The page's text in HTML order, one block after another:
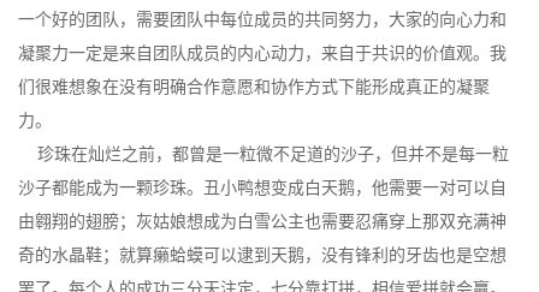
一个好的团队，需要团队中每位成员的共同努力，大家的向心力和
凝聚力一定是来自团队成员的内心动力，来自于共识的价值观。我
们很难想象在没有明确合作意愿和协作方式下能形成真正的凝聚
力。
珍珠在灿烂之前，都曾是一粒微不足道的沙子，但并不是每一粒
沙子都能成为一颗珍珠。丑小鸭想变成白天鹅，他需要一对可以自
由翱翔的翅膀；灰姑娘想成为白雪公主也需要忍痛穿上那双充满神
奇的水晶鞋；就算癞蛤蟆可以逮到天鹅，没有锋利的牙齿也是空想